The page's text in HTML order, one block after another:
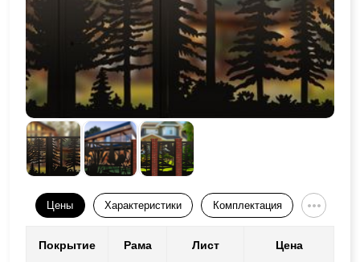
Цены Характеристики Комплектация
Покрытие Рама Лист Цена